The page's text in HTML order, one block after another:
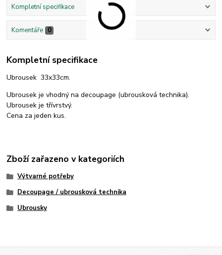
Kompletní specifikace
Komentáře 0
Kompletní specifikace
Ubrousek 33x33cm.
Ubrousek je vhodný na decoupage (ubrousková technika).
Ubrousek je třívrstvý.
Cena za jeden kus.
Zboží zařazeno v kategoriích
Výtvarné potřeby
Decoupage / ubrousková technika
Ubrousky